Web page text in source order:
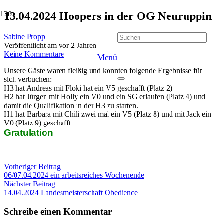
Menü
13.04.2024 Hoopers in der OG Neuruppin
Sabine Propp
Veröffentlicht am vor 2 Jahren
Keine Kommentare
Unsere Gäste waren fleißig und konnten folgende Ergebnisse für
sich verbuchen:
H3 hat Andreas mit Floki hat ein V5 geschafft (Platz 2)
H2 hat Jürgen mit Holly ein V0 und ein SG erlaufen (Platz 4) und
damit die Qualifikation in der H3 zu starten.
H1 hat Barbara mit Chili zwei mal ein V5 (Platz 8) und mit Jack ein
V0 (Platz 9) geschafft
Gratulation
Vorheriger Beitrag
06/07.04.2024 ein arbeitsreiches Wochenende
Nächster Beitrag
14.04.2024 Landesmeisterschaft Obedience
Schreibe einen Kommentar